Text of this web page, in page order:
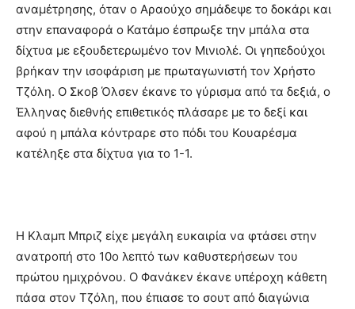
αναμέτρησης, όταν ο Αραούχο σημάδεψε το δοκάρι και
στην επαναφορά ο Κατάμο έσπρωξε την μπάλα στα
δίχτυα με εξουδετερωμένο τον Μινιολέ. Οι γηπεδούχοι
βρήκαν την ισοφάριση με πρωταγωνιστή τον Χρήστο
Τζόλη. Ο Σκοβ Όλσεν έκανε το γύρισμα από τα δεξιά, ο
Έλληνας διεθνής επιθετικός πλάσαρε με το δεξί και
αφού η μπάλα κόντραρε στο πόδι του Κουαρέσμα
κατέληξε στα δίχτυα για το 1-1.
Η Κλαμπ Μπριζ είχε μεγάλη ευκαιρία να φτάσει στην
ανατροπή στο 10ο λεπτό των καθυστερήσεων του
πρώτου ημιχρόνου. Ο Φανάκεν έκανε υπέροχη κάθετη
πάσα στον Τζόλη, που έπιασε το σουτ από διαγώνια